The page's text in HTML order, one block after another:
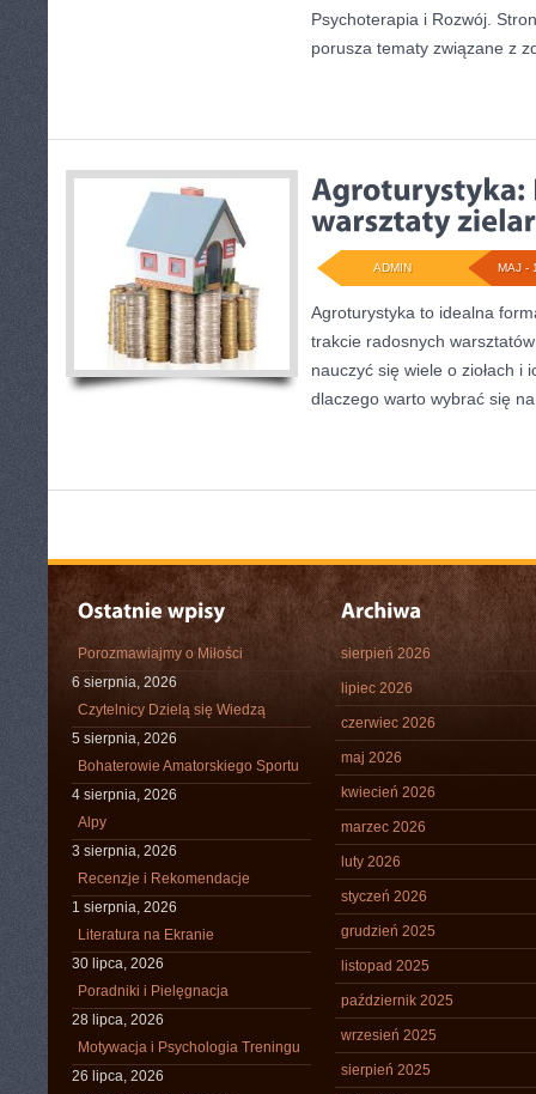
Psychoterapia i Rozwój.
porusza tematy związane z
MAJ -
ADMIN
Agroturystyka to idealna
trakcie radosnych
nauczyć się wiele o ziołach i
dlaczego warto wybrać się
Porozmawiajmy o Miłości
6 sierpnia, 2026
Czytelnicy Dzielą się Wiedzą
5 sierpnia, 2026
Bohaterowie Amatorskiego Sportu
4 sierpnia, 2026
Alpy
3 sierpnia, 2026
Recenzje i Rekomendacje
1 sierpnia, 2026
Literatura na Ekranie
30 lipca, 2026
Poradniki i Pielęgnacja
28 lipca, 2026
Motywacja i Psychologia Treningu
26 lipca, 2026
sierpień 2026
lipiec 2026
czerwiec 2026
maj 2026
kwiecień 2026
marzec 2026
luty 2026
styczeń 2026
grudzień 2025
listopad 2025
październik 2025
wrzesień 2025
sierpień 2025